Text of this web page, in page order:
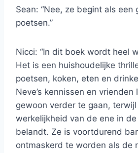
Sean: “Nee, ze begint als een
poetsen.”
Nicci: “In dit boek wordt heel
Het is een huishoudelijke
poetsen, koken, eten en
Neve’s kennissen en vrienden
gewoon verder te gaan, terwijl
werkelijkheid van de ene in
belandt. Ze is voortdurend
ontmaskerd te worden als de